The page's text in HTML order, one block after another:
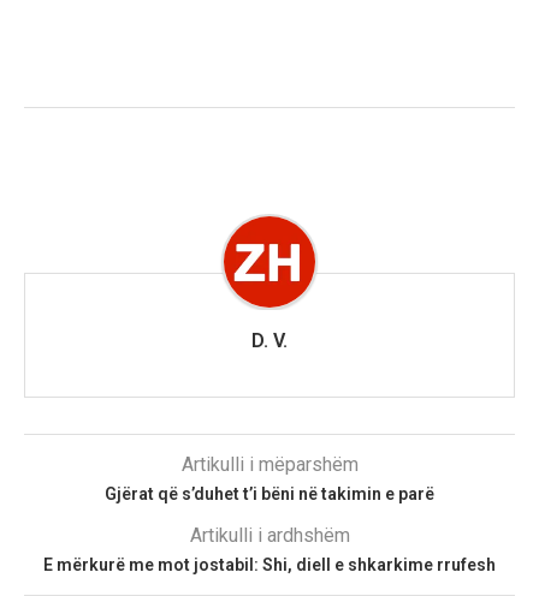
D. V.
Artikulli i mëparshëm
Gjërat që s’duhet t’i bëni në takimin e parë
Artikulli i ardhshëm
E mërkurë me mot jostabil: Shi, diell e shkarkime rrufesh